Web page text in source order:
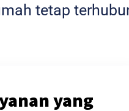
tetap
yang